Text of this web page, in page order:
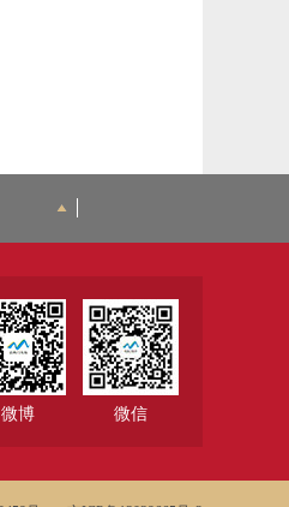
微博 微信